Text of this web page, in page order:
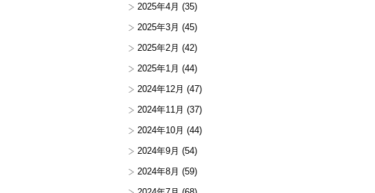
2025年4月 (35)
2025年3月 (45)
2025年2月 (42)
2025年1月 (44)
2024年12月 (47)
2024年11月 (37)
2024年10月 (44)
2024年9月 (54)
2024年8月 (59)